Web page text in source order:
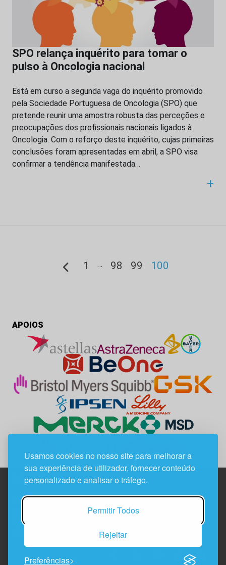
Usamos cookies no nosso site para melhorar a
sua experiência de utilizador, fornecer conteúdo
personalizado e analisar o tráfego.
Permitir Todos
Rejeitar
Preferências
SPO relança inquérito para tomar o
pulso à Oncologia nacional
Está em curso a segunda vaga do inquérito promovido
pela Sociedade Portuguesa de Oncologia (SPO) que
pretende reunir uma amostra robusta das perceções e
preocupações dos profissionais nacionais ligados à
Oncologia. Com o reforço deste inquérito, cujas primeiras
conclusões foram apresentadas em abril, a SPO visa
confirmar a tendência manifestada…
+
1 … 98 99 100
APOIOS
Edif. Lisboa Oriente | Av. Infante D. Henrique, n.º 333H, esc.
1800-282 Lisboa | Portugal